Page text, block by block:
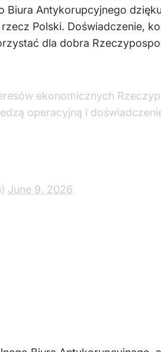
Biura Antykorupcyjnego
Polski. Doświadczenie,
dla dobra
ekonomicznych
operacyjną i
June 9, 2026